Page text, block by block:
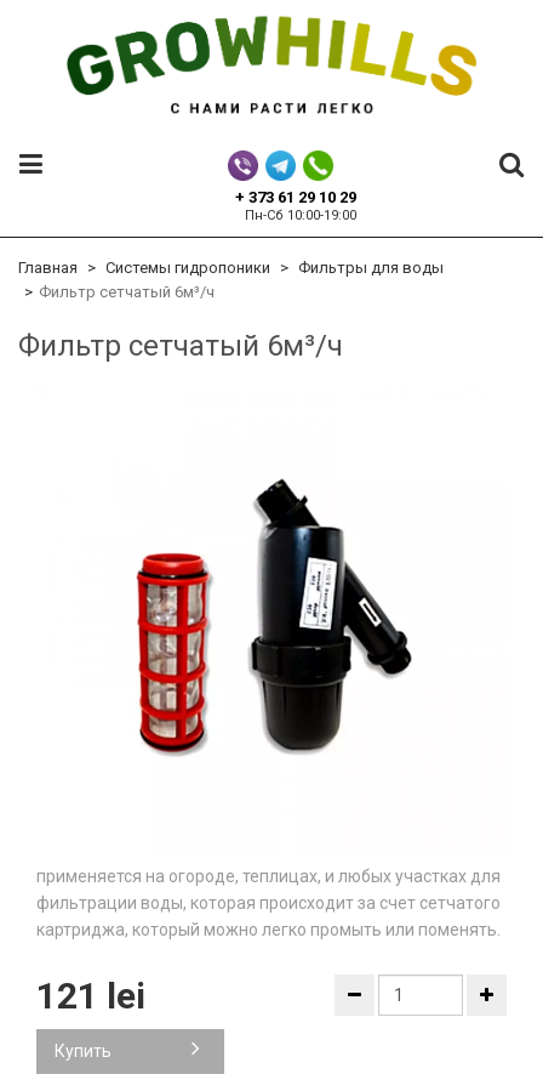
+ 373 61 29 10 29
Пн-Сб 10:00-19:00
Главная Системы гидропоники
Фильтры для воды
Фильтр сетчатый 6м³/ч
Фильтр сетчатый 6м³/ч
применяется на огороде, теплицах, и любых участках для
фильтрации воды, которая происходит за счет сетчатого
картриджа, который можно легко промыть или поменять.
121 lei
Купить